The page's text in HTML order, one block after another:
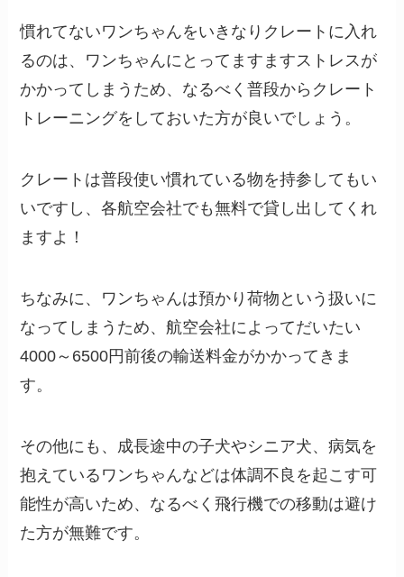
慣れてないワンちゃんをいきなりクレートに入れ
るのは、ワンちゃんにとってますますストレスが
かかってしまうため、なるべく普段からクレート
トレーニングをしておいた方が良いでしょう。
クレートは普段使い慣れている物を持参してもい
いですし、各航空会社でも無料で貸し出してくれ
ますよ！
ちなみに、ワンちゃんは預かり荷物という扱いに
なってしまうため、航空会社によってだいたい
4000～6500円前後の輸送料金がかかってきま
す。
その他にも、成長途中の子犬やシニア犬、病気を
抱えているワンちゃんなどは体調不良を起こす可
能性が高いため、なるべく飛行機での移動は避け
た方が無難です。